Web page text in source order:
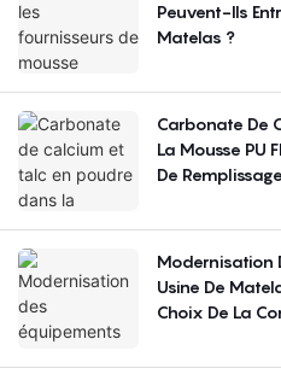
Peuvent-Ils
Matelas ?
Carbonate De
La Mousse PU
De Remplissage
Modernisation
Usine De
Choix De La